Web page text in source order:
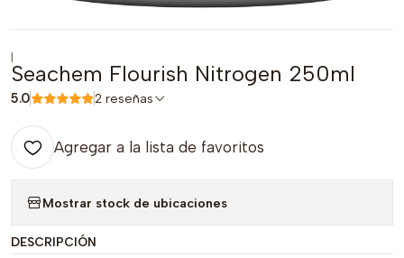
|
Seachem Flourish Nitrogen 250ml
5.0 2 reseñas
Agregar a la lista de favoritos
Mostrar stock de ubicaciones
DESCRIPCIÓN